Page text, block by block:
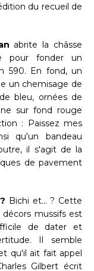
du recueil de
abrite la châsse
pour fonder un
590. En fond, un
un chemisage de
bleu, ornées de
sur fond rouge
: Paissez mes
qu'un bandeau
il s'agit de la
de pavement
Bichi et… ? Cette
mussifs est
de dater et
Il semble
qu'il ait fait appel
Gilbert écrit